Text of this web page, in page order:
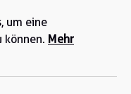
um eine
können. Mehr